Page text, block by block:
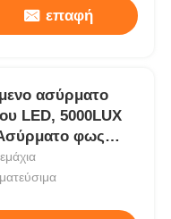
επαφή
ασύρματο
LED, 5000LUX
φως